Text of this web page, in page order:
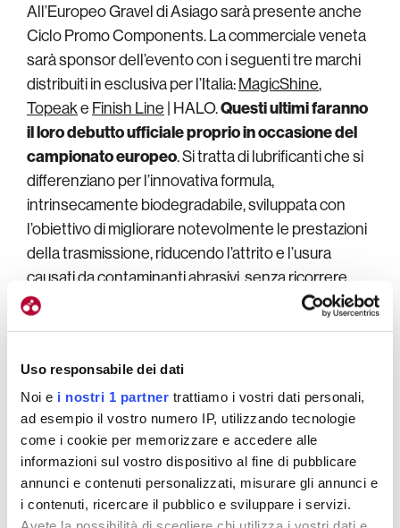
Uso responsabile dei dati
Noi e i nostri 1 partner trattiamo i vostri dati personali,
ad esempio il vostro numero IP, utilizzando tecnologie
come i cookie per memorizzare e accedere alle
informazioni sul vostro dispositivo al fine di pubblicare
annunci e contenuti personalizzati, misurare gli annunci e
i contenuti, ricercare il pubblico e sviluppare i servizi.
All’Europeo Gravel di Asiago sarà presente anche
Ciclo Promo Components. La commerciale veneta
sarà sponsor dell’evento con i seguenti tre marchi
distribuiti in esclusiva per l’Italia:MagicShine,
Topeake Finish Line | HALO.Questi ultimi faranno
il loro debutto ufficiale proprio in occasione del
campionato europeo. Si tratta di lubrificanti che si
differenziano per l’innovativa formula,
intrinsecamente biodegradabile, sviluppata con
l’obiettivo di migliorare notevolmente le prestazioni
della trasmissione, riducendo l’attrito e l’usura
causati da contaminanti abrasivi, senza ricorrere
all’utilizzo di sostanze chimiche fluorurate o PFAS.
all’avanguardiain grado di migliorare la visibilità e la
sicurezza su strada di ogni ciclista in ogni disciplina. I
fanalini MagicShine si differenziano in particolare
per potenza, gittata massima e durata della
batteria.
Guardando in casaTopeakci troviamo di fronte ad